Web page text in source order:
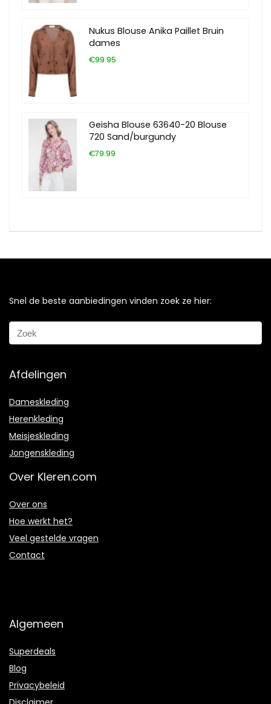
Nukus Blouse Anika Paillet Bruin
dames
€99.95
Geisha Blouse 63640-20 Blouse
720 Sand/burgundy
€79.99
Snel de beste aanbiedingen vinden zoek ze hier:
Afdelingen
Dameskleding
Herenkleding
Meisjeskleding
Jongenskleding
Over Kleren.com
Over ons
Hoe werkt het?
Veel gestelde vragen
Contact
Algemeen
Superdeals
Blog
Privacybeleid